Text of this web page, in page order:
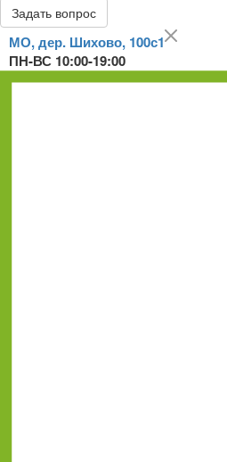
Задать вопрос
МО, дер. Шихово, 100с1
ПН-ВС 10:00-19:00